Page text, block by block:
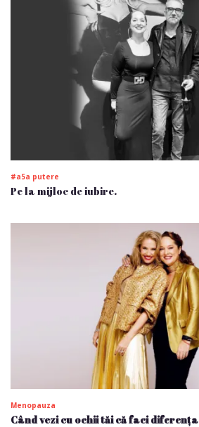
#a5a putere
Pe la mijloc de iubire.
Menopauza
Când vezi cu ochii tăi că faci diferența